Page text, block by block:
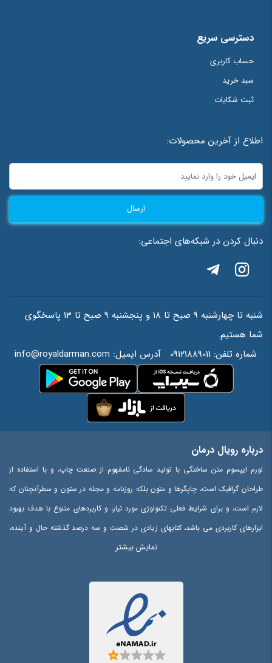
نام *
ایمیل*
ذخیره نام، ایمیل و وبسایت من در مرورگر برای زمانی که دوباره دیدگاهی
می‌نویسم.
4
+
=
دسترسی سریع
حساب کاربری
سبد خرید
ثبت شکایات
اطلاع از آخرین محصولات:
ارسال
دنبال کردن در شبکه‌های اجتماعی:
شنبه تا چهارشنبه 9 صبح تا 18 و پنجشنبه 9 صبح تا 13 پاسخگوی
شما هستیم.
شماره تلفن: 09121889011 آدرس ایمیل: info@royaldarman.com
درباره رویال درمان
لورم ایپسوم متن ساختگی با تولید سادگی نامفهوم از صنعت چاپ، و با استفاده از
طراحان گرافیک است، چاپگرها و متون بلکه روزنامه و مجله در ستون و سطرآنچنان که
لازم است، و برای شرایط فعلی تکنولوژی مورد نیاز، و کاربردهای متنوع با هدف بهبود
ابزارهای کاربردی می باشد، کتابهای زیادی در شصت و سه درصد گذشته حال و آینده،
شناخت فراوان جامعه و متخصصان را می طلبد، تا با نرم افزارها شناخت بیشتری را
ایجاد کرد، در این صورت می توان امید داشت که تمام و دشواری موجود در ارائه
راهکارها، و شرایط سخت تایپ به پایان رسد و زمان مورد نیاز شامل حروفچینی
دستاوردهای اصلی، و جوابگوی سوالات پیوسته اهل دنیای موجود طراحی اساسا مورد
نمایش بیشتر